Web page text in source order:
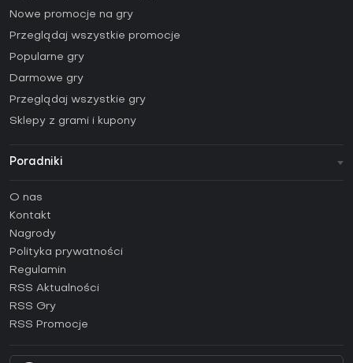
Nowe promocje na gry
Przeglądaj wszystkie promocje
Popularne gry
Darmowe gry
Przeglądaj wszystkie gry
Sklepy z grami i kupony
Poradniki
Poradniki
Jak aktywować klucz Steam (CD Key)?
Jak aktywować klucz Epic Games (CD Key)?
Jak aktywować klucz GOG (CD Key)?
Jak aktywować klucz Ubisoft Connect (CD Key)?
O nas
Kontakt
Nagrody
Polityka prywatności
Regulamin
RSS Aktualności
RSS Gry
RSS Promocje